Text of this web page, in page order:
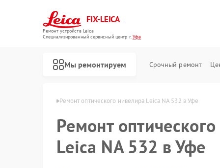
FIX-LEICA
Ремонт устройств Leica
Специализированный cервисный центр г.Уфа
Мы ремонтируем Срочный ремонт
Ремонт оптического нивелира Leica NA 532 в Уфе
Ремонт
Leica NA 532 в Уфе